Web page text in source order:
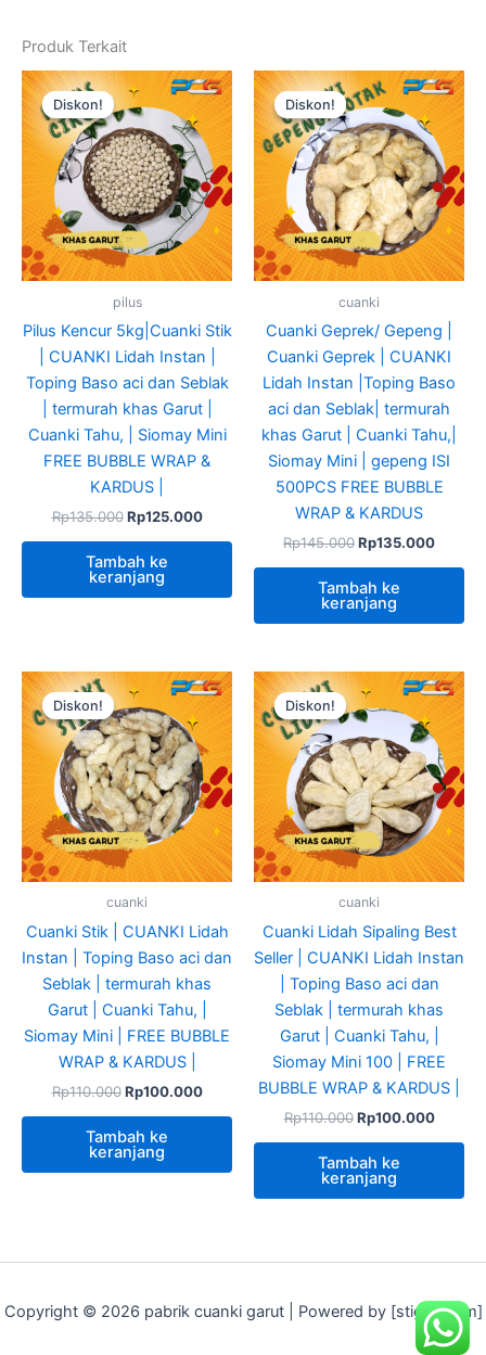
Produk Terkait
Diskon!
Diskon!
pilus
Pilus Kencur 5kg|Cuanki Stik
| CUANKI Lidah Instan |
Toping Baso aci dan Seblak
| termurah khas Garut |
Cuanki Tahu, | Siomay Mini
FREE BUBBLE WRAP &
KARDUS |
Rp135.000
Harga
aslinya
adalah:
Rp135.000.
Rp125.000
Harga
saat
ini
adalah:
Rp125.000.
Tambah ke
keranjang
Diskon!
Diskon!
cuanki
Cuanki Geprek/ Gepeng |
Cuanki Geprek | CUANKI
Lidah Instan |Toping Baso
aci dan Seblak| termurah
khas Garut | Cuanki Tahu,|
Siomay Mini | gepeng ISI
500PCS FREE BUBBLE
WRAP & KARDUS
Rp145.000
Harga
aslinya
adalah:
Rp145.000.
Rp135.000
Harga
saat
ini
adalah:
Tambah ke
keranjang
Diskon!
Diskon!
cuanki
Cuanki Stik | CUANKI Lidah
Instan | Toping Baso aci dan
Seblak | termurah khas
Garut | Cuanki Tahu, |
Siomay Mini | FREE BUBBLE
WRAP & KARDUS |
Rp110.000
aslinya
adalah:
Rp110.000.
Rp100.000
Harga
saat
ini
adalah:
Rp100.000.
Tambah ke
keranjang
Diskon!
Diskon!
cuanki
Cuanki Lidah Sipaling Best
Seller | CUANKI Lidah Instan
| Toping Baso aci dan
Seblak | termurah khas
Garut | Cuanki Tahu, |
Siomay Mini 100 | FREE
BUBBLE WRAP & KARDUS |
Rp110.000
aslinya
adalah:
Rp110.000.
Rp100.000
Harga
saat
ini
adalah:
Tambah ke
keranjang
Copyright © 2026 pabrik cuanki garut | Powered by [stigeit.com]